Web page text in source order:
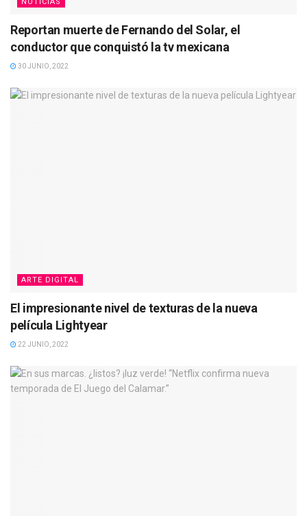
NOTICIAS
Reportan muerte de Fernando del Solar, el
conductor que conquistó la tv mexicana
30 JUNIO, 2022
ARTE DIGITAL
El impresionante nivel de texturas de la nueva
película Lightyear
22 JUNIO, 2022